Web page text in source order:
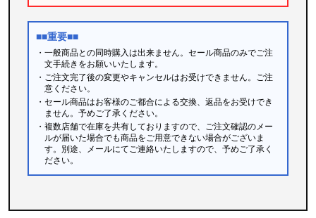
■■重要■■
・一般商品との同時購入は出来ません。セール商品のみでご注
文手続きをお願いいたします。
・ご注文完了後の変更やキャンセルはお受けできません。ご注
意ください。
・セール商品はお客様のご都合による交換、返品をお受けでき
ません。予めご了承ください。
・複数店舗で在庫を共有しておりますので、ご注文確認のメー
ルが届いた場合でも商品をご用意できない場合がございま
す。別途、メールにてご連絡いたしますので、予めご了承く
ださい。